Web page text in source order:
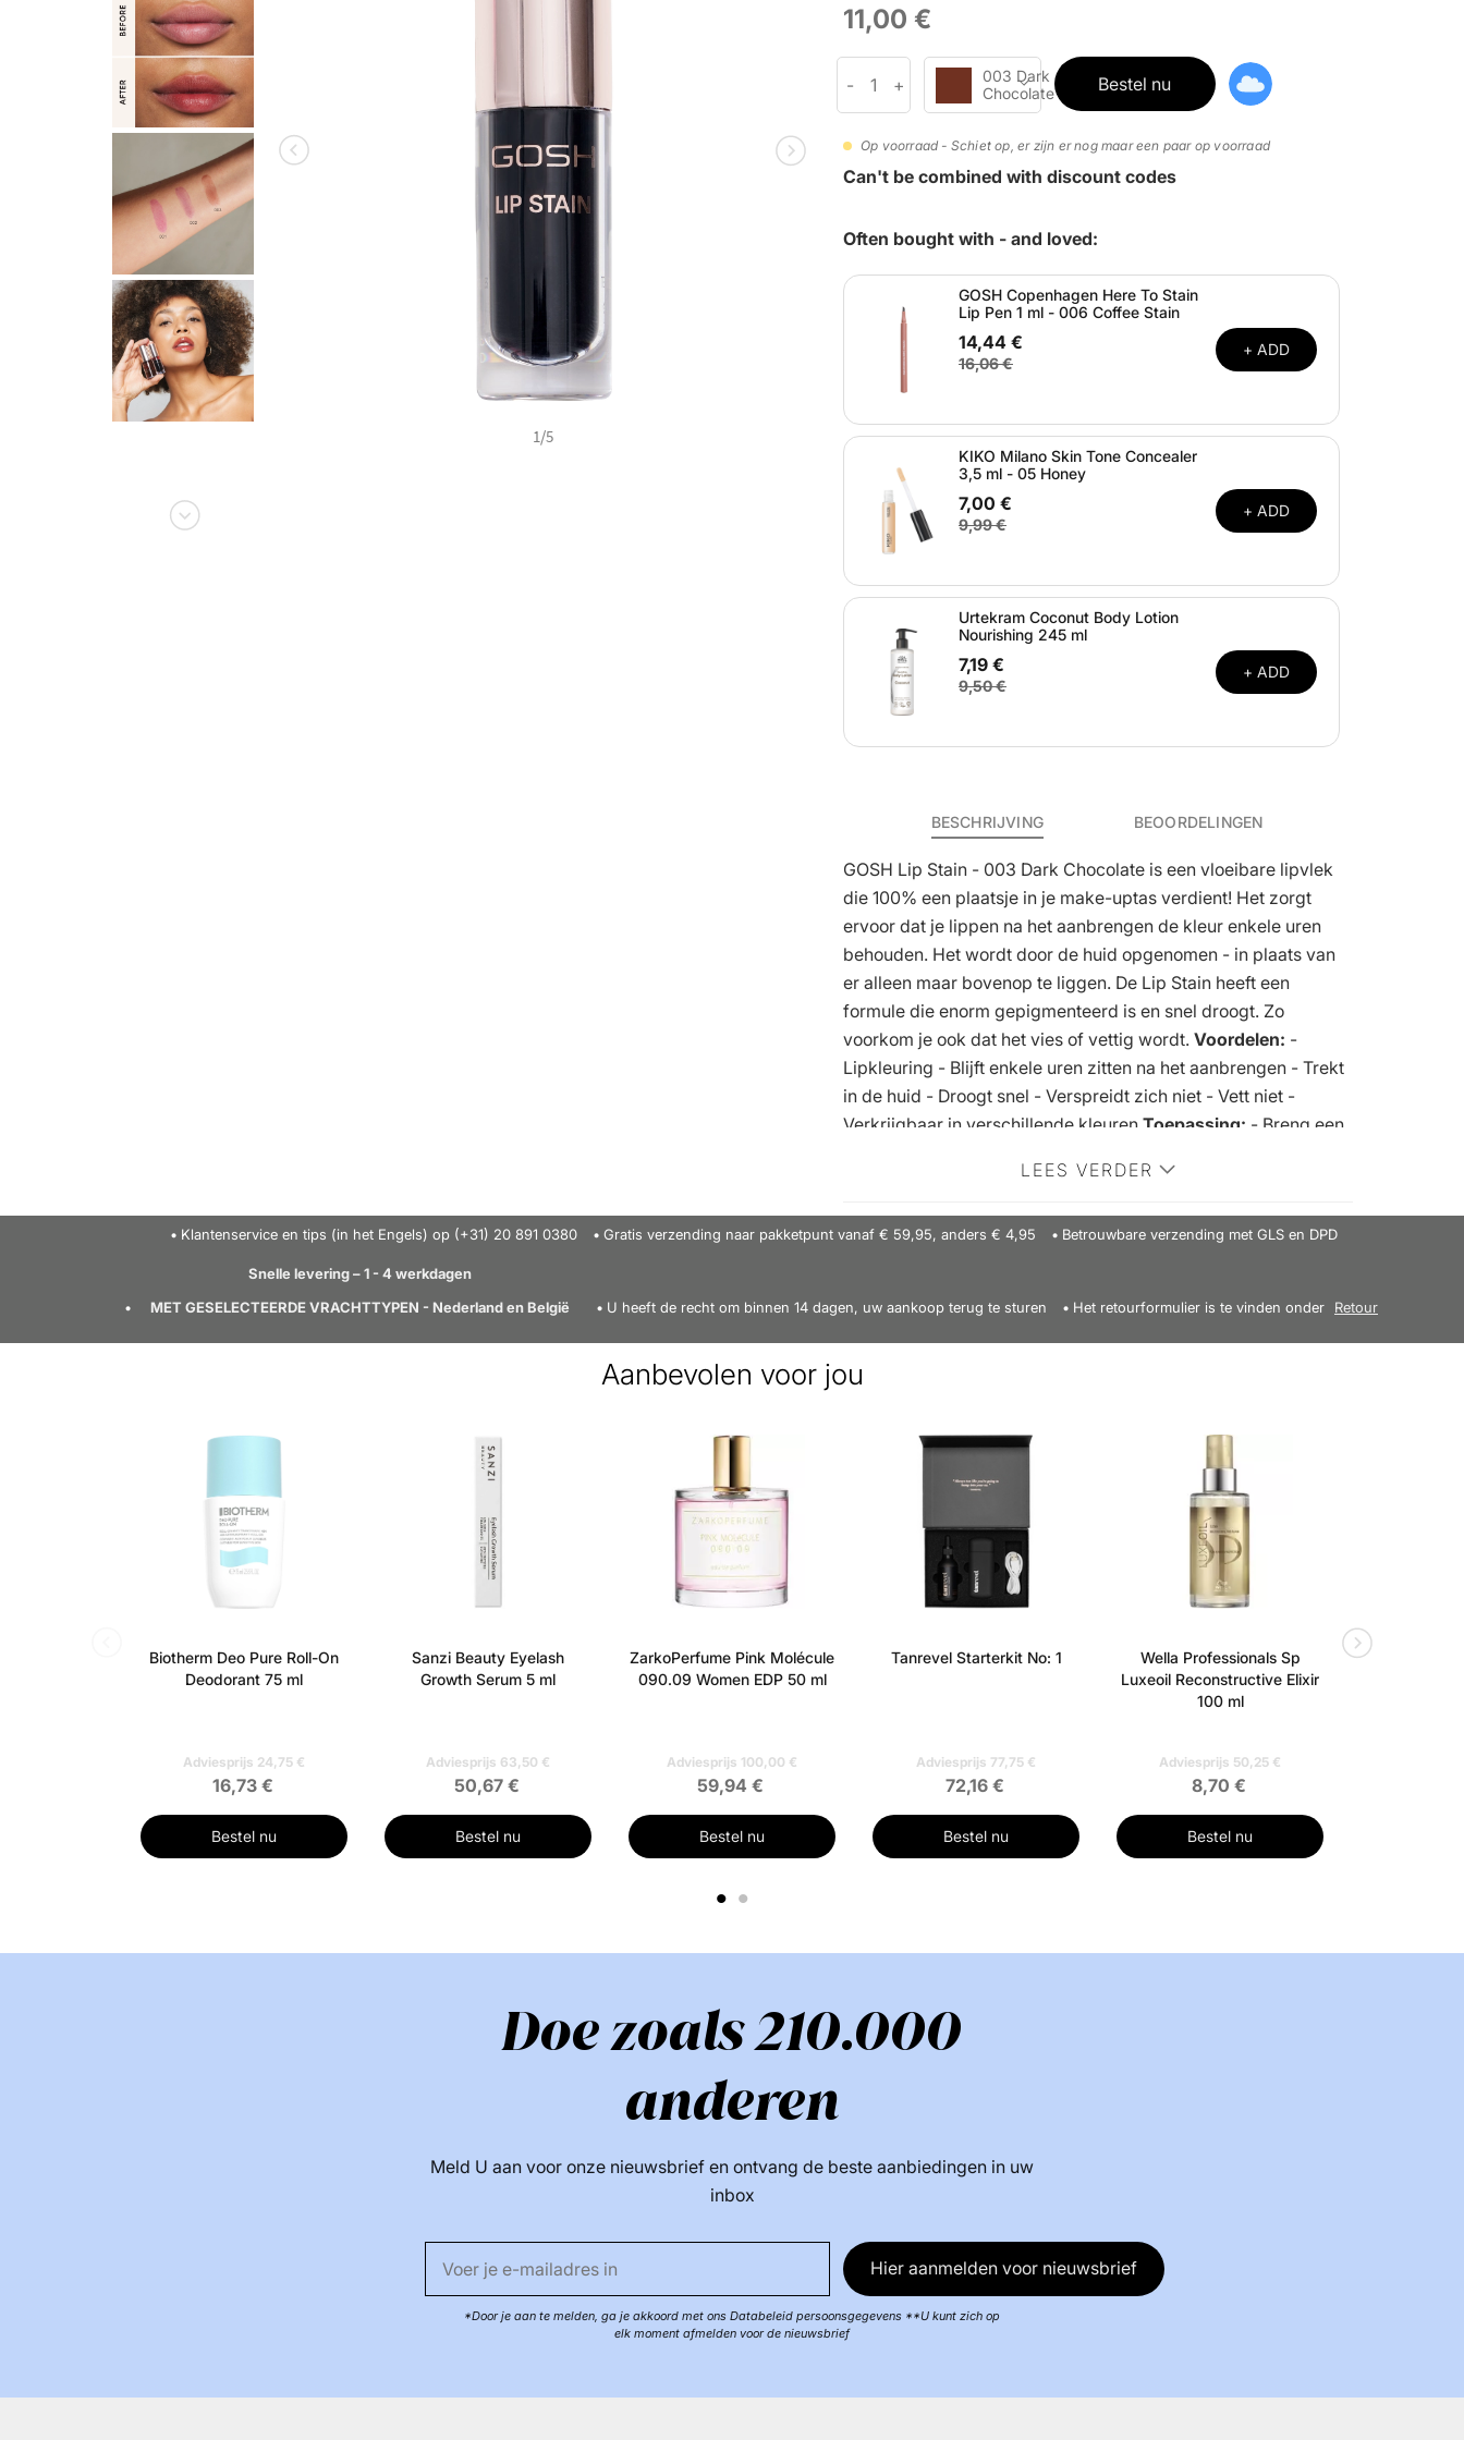
1/5
11,00 €
003 Dark
Chocolate
Bestel nu
Op voorraad - Schiet op, er zijn er nog maar een paar op voorraad
Can't be combined with discount codes
Often bought with - and loved:
GOSH Copenhagen Here To Stain
Lip Pen 1 ml - 006 Coffee Stain
14,44 €
16,06 €
+ ADD
KIKO Milano Skin Tone Concealer
3,5 ml - 05 Honey
7,00 €
9,99 €
+ ADD
Urtekram Coconut Body Lotion
Nourishing 245 ml
7,19 €
9,50 €
+ ADD
BESCHRIJVING BEOORDELINGEN
GOSH Lip Stain - 003 Dark Chocolate is een vloeibare lipvlek
die 100% een plaatsje in je make-uptas verdient! Het zorgt
ervoor dat je lippen na het aanbrengen de kleur enkele uren
behouden. Het wordt door de huid opgenomen - in plaats van
er alleen maar bovenop te liggen. De Lip Stain heeft een
formule die enorm gepigmenteerd is en snel droogt. Zo
voorkom je ook dat het vies of vettig wordt. Voordelen: -
Lipkleuring - Blijft enkele uren zitten na het aanbrengen - Trekt
in de huid - Droogt snel - Verspreidt zich niet - Vett niet -
Verkrijgbaar in verschillende kleuren Toepassing: - Breng een
worden aangebracht, hoe intenser de kleur wordt
Vind meer van deze merk:
LEES VERDER
Klantenservice en tips (in het Engels) op (+31) 20 891 0380 Gratis verzending naar pakketpunt vanaf € 59,95, anders € 4,95 Betrouwbare verzending met GLS en DPD
Snelle levering – 1 - 4 werkdagen
MET GESELECTEERDE VRACHTTYPEN - Nederland en België
U heeft de recht om binnen 14 dagen, uw aankoop terug te sturen Het retourformulier is te vinden onder Retour
Aanbevolen voor jou
Biotherm Deo Pure Roll-On
Deodorant 75 ml
Adviesprijs 24,75 €
16,73 €
Bestel nu
Sanzi Beauty Eyelash
Growth Serum 5 ml
Adviesprijs 63,50 €
50,67 €
Bestel nu
ZarkoPerfume Pink Molécule
090.09 Women EDP 50 ml
Adviesprijs 100,00 €
59,94 €
Bestel nu
Tanrevel Starterkit No: 1
Adviesprijs 77,75 €
72,16 €
Bestel nu
Wella Professionals Sp
Luxeoil Reconstructive Elixir
100 ml
Adviesprijs 50,25 €
8,70 €
Bestel nu
Olaplex
1 2
Doe zoals 210.000
anderen
Meld U aan voor onze nieuwsbrief en ontvang de beste aanbiedingen in uw
inbox
Hier aanmelden voor nieuwsbrief
*Door je aan te melden, ga je akkoord met ons Databeleid persoonsgegevens **U kunt zich op
elk moment afmelden voor de nieuwsbrief